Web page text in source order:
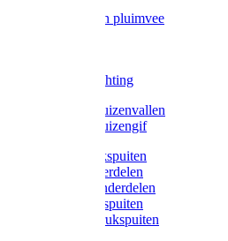
Voerbakken pluimvee
LED verlichting
Ratten / Muizenvallen
Ratten / Muizengif
Gloria drukspuiten
Gloria onderdelen
Gardena onderdelen
Dario drukspuiten
Gardena drukspuiten